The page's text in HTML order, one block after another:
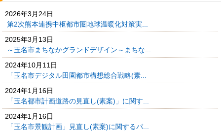
2026年3月24日
第2次熊本連携中枢都市圏地球温暖化対策実...
2025年3月13日
～玉名市まちなかグランドデザイン～まちな...
2024年10月11日
「玉名市デジタル田園都市構想総合戦略(素...
2024年1月16日
「玉名都市計画道路の見直し(素案)」に関す...
2024年1月16日
「玉名市景観計画」見直し(素案)に関するパ...